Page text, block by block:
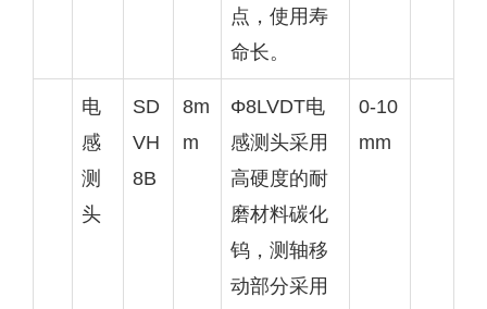
点，使用寿
命长。
电
感
测
头
SD
VH
8B
8m
m
Φ8LVDT电
感测头采用
高硬度的耐
磨材料碳化
钨，测轴移
动部分采用
0-10
mm